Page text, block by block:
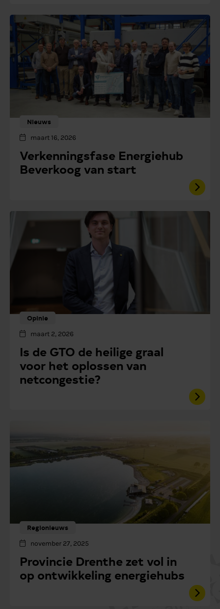
Nieuws
maart 16, 2026
Verkenningsfase Energiehub
Beverkoog van start
Opinie
maart 2, 2026
Is de GTO de heilige graal
voor het oplossen van
netcongestie?
Regionieuws
november 27, 2025
Provincie Drenthe zet vol in
op ontwikkeling energiehubs